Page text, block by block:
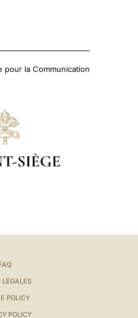
la Communication
SIÈGE
LÉGALES
POLICY
POLICY